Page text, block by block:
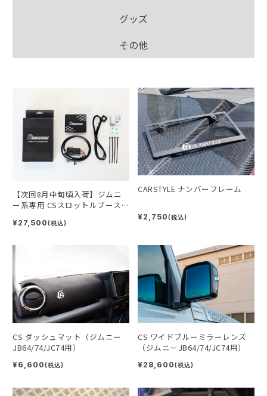
グッズ
その他
【次回8月中旬頃入荷】ジムニ
ー系専用 CSスロットルブース
¥27,500(税込)
CARSTYLE ナンバーフレーム
¥2,750(税込)
CS ダッシュマット（ジムニー
JB64/74/JC74用）
¥6,600(税込)
CS ワイドブルーミラーレンズ
（ジムニーJB64/74/JC74用）
¥28,600(税込)